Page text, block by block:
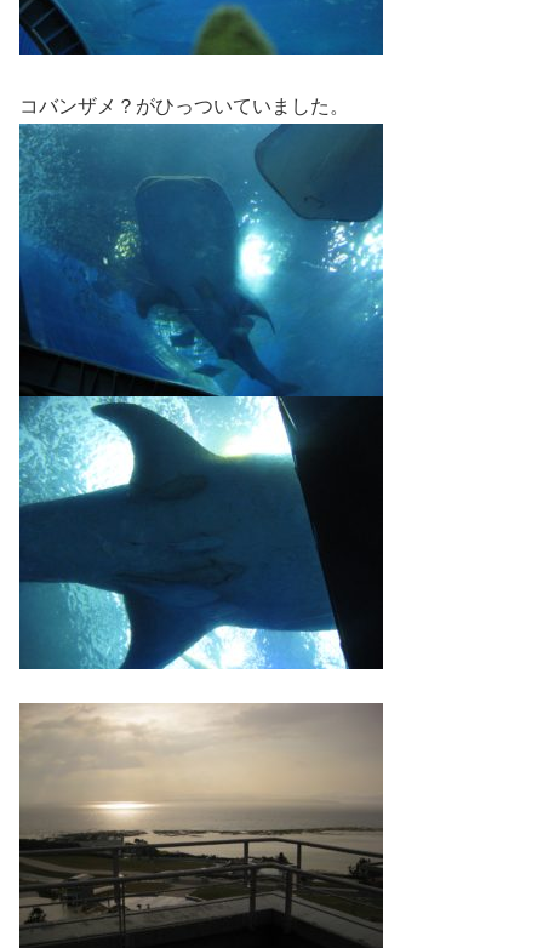
コバンザメ？がひっついていました。